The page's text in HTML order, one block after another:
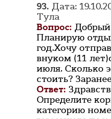
93. Дата:
Тула
Вопрос:
Планирую
год.Хочу
внуком (11
июля. Сколько
стоить?
Ответ:
Определите
категорию